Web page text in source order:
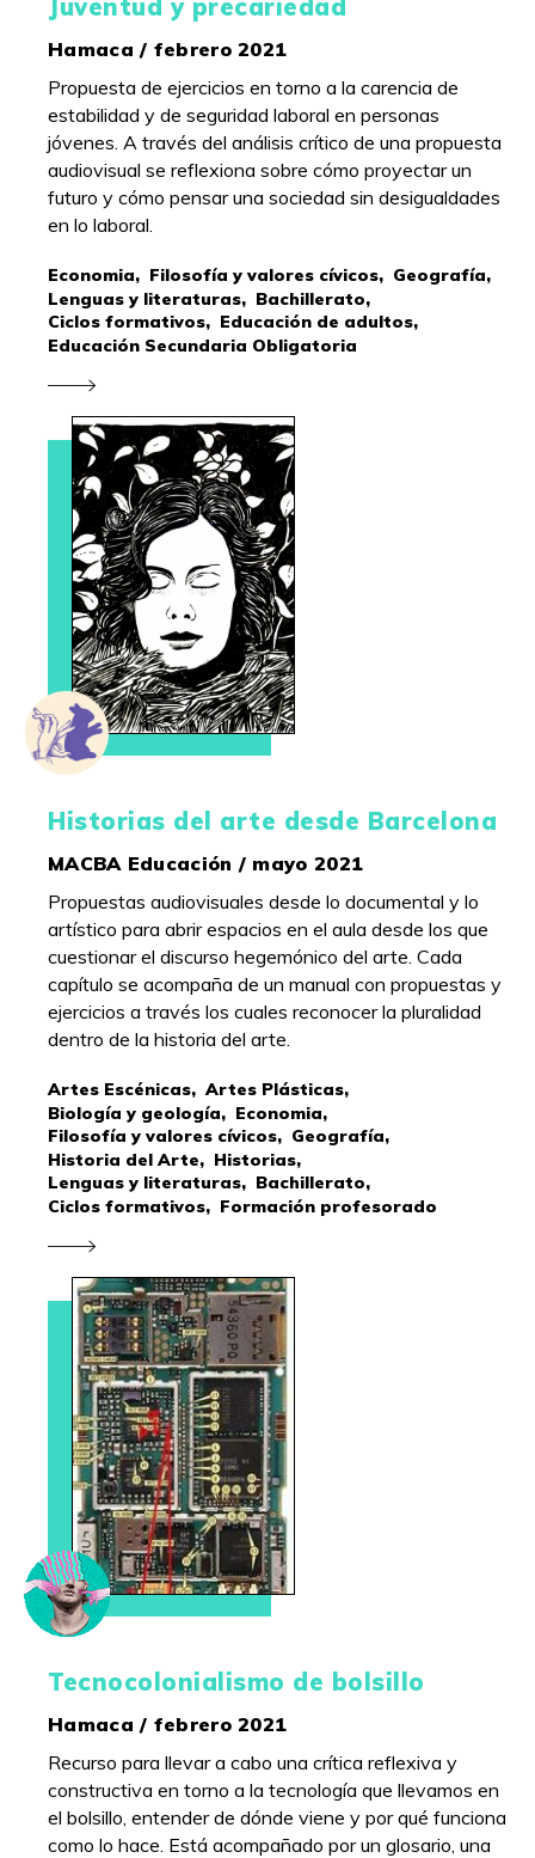
Juventud y precariedad
Hamaca / febrero 2021
Propuesta de ejercicios en torno a la carencia de
estabilidad y de seguridad laboral en personas
jóvenes. A través del análisis crítico de una propuesta
audiovisual se reflexiona sobre cómo proyectar un
futuro y cómo pensar una sociedad sin desigualdades
en lo laboral.
Economia, Filosofía y valores cívicos, Geografía,
Lenguas y literaturas, Bachillerato,
Ciclos formativos, Educación de adultos,
Educación Secundaria Obligatoria
Historias del arte desde Barcelona
MACBA Educación / mayo 2021
Propuestas audiovisuales desde lo documental y lo
artístico para abrir espacios en el aula desde los que
cuestionar el discurso hegemónico del arte. Cada
capítulo se acompaña de un manual con propuestas y
ejercicios a través los cuales reconocer la pluralidad
dentro de la historia del arte.
Artes Escénicas, Artes Plásticas,
Biología y geología, Economia,
Filosofía y valores cívicos, Geografía,
Historia del Arte, Historias,
Lenguas y literaturas, Bachillerato,
Ciclos formativos, Formación profesorado
Tecnocolonialismo de bolsillo
Hamaca / febrero 2021
Recurso para llevar a cabo una crítica reflexiva y
constructiva en torno a la tecnología que llevamos en
el bolsillo, entender de dónde viene y por qué funciona
como lo hace. Está acompañado por un glosario, una